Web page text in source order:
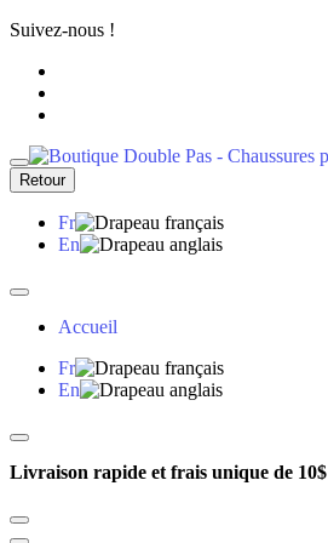
Suivez-nous !
Retour
Fr
En
Accueil
Fr
En
Livraison rapide et frais unique de 10$